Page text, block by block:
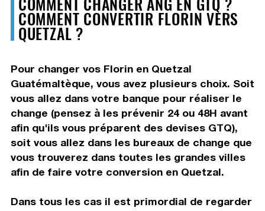
COMMENT CONVERTIR FLORIN VERS
QUETZAL ?
Pour changer vos Florin en Quetzal
Guatémaltèque, vous avez plusieurs choix. Soit
vous allez dans votre banque pour réaliser le
change (pensez à les prévenir 24 ou 48H avant
afin qu'ils vous préparent des devises GTQ),
soit vous allez dans les bureaux de change que
vous trouverez dans toutes les grandes villes
afin de faire votre conversion en Quetzal.
Dans tous les cas il est primordial de regarder